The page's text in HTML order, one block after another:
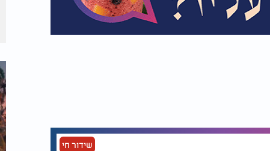
שידור חי